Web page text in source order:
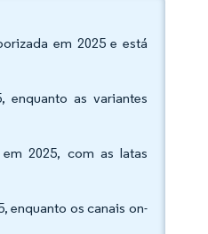
em 2025 e está
enquanto as variantes
2025, com as latas
enquanto os canais on-